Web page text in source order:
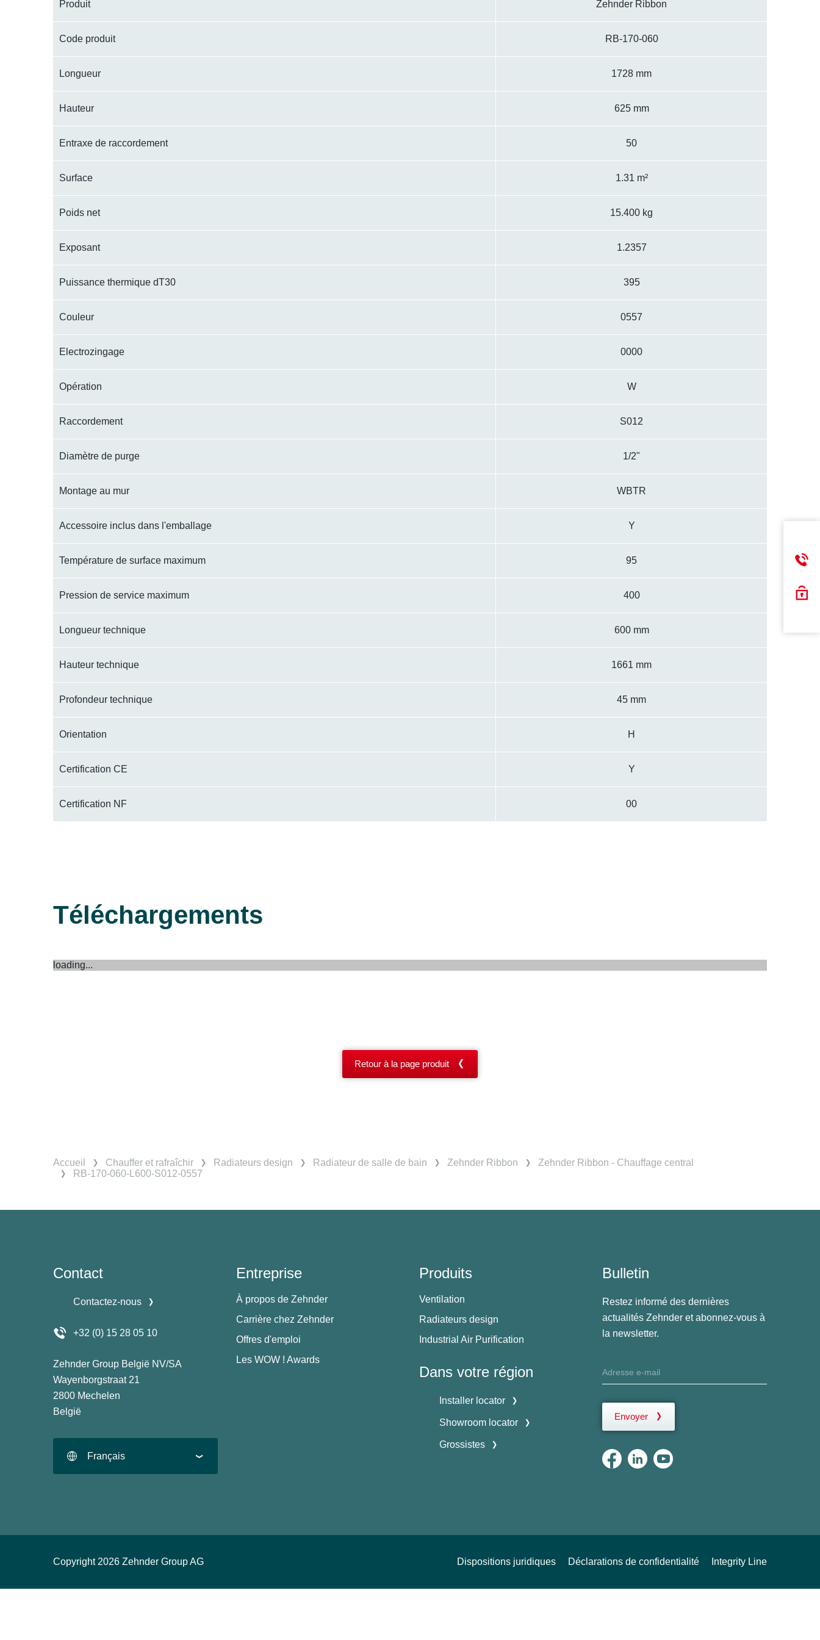
Produit Zehnder Ribbon
Code produit RB-170-060
Longueur 1728 mm
Hauteur 625 mm
Entraxe de raccordement 50
Surface 1.31 m²
Poids net 15.400 kg
Exposant 1.2357
Puissance thermique dT30 395
Couleur 0557
Electrozingage 0000
Opération W
Raccordement S012
Diamètre de purge 1/2"
Montage au mur WBTR
Accessoire inclus dans l'emballage Y
Température de surface maximum 95
Pression de service maximum 400
Longueur technique 600 mm
Hauteur technique 1661 mm
Profondeur technique 45 mm
Orientation H
Certification CE Y
Certification NF 00
Téléchargements
loading...
Retour à la page produit
Accueil Chauffer et rafraîchir Radiateurs design Radiateur de salle de bain Zehnder Ribbon
Zehnder Ribbon - Chauffage central
RB-170-060-L600-S012-0557
Contact
Contactez-nous
+32 (0) 15 28 05 10
Zehnder Group België NV/SA
Wayenborgstraat 21
2800 Mechelen
België
Français
Entreprise
À propos de Zehnder
Carrière chez Zehnder
Offres d'emploi
Les WOW ! Awards
Produits
Ventilation
Radiateurs design
Industrial Air Purification
Dans votre région
Installer locator
Showroom locator
Grossistes
Bulletin
Restez informé des dernières
actualités Zehnder et abonnez-vous à
la newsletter.
Envoyer
Copyright 2026 Zehnder Group AG Dispositions juridiques Déclarations de confidentialité Integrity Line